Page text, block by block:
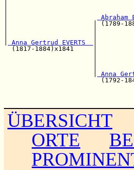
|
|                      |
|
Anna Gertrud EVERTS
(1817-
|
Anna
ÜBERSICHT
ORTE